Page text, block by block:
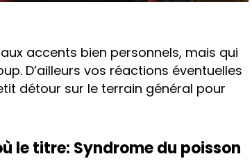
accents bien personnels, mais qui
D’ailleurs vos réactions éventuelles
détour sur le terrain général pour
le titre: Syndrome du poisson